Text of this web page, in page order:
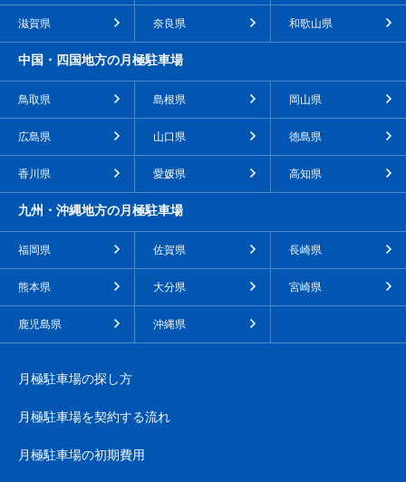
滋賀県 奈良県 和歌山県
中国・四国地方の月極駐車場
鳥取県 島根県 岡山県
広島県 山口県 徳島県
香川県 愛媛県 高知県
九州・沖縄地方の月極駐車場
福岡県 佐賀県 長崎県
熊本県 大分県 宮崎県
鹿児島県 沖縄県
月極駐車場の探し方
月極駐車場を契約する流れ
月極駐車場の初期費用